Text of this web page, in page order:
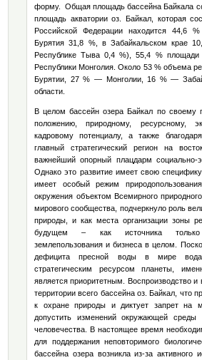
форму. Общая площадь бассейна Байкала
площадь акватории оз. Байкал, которая
Российской Федерации находится 44,6
Бурятия 31,8 %, в Забайкальском крае
Республике Тыва 0,4 %), 55,4 % площади
Республики Монголия. Около 53 % объема
Бурятии, 27 % — Монголии, 16 % —
области.
В целом бассейн озера Байкал по своему
положению, природному, ресурсному,
кадровому потенциалу, а также
главный стратегический регион на
важнейший опорный плацдарм социально-
Однако это развитие имеет свою
имеет особый режим
окружения объектом Всемирного
мирового сообщества, подчеркнуло роль
природы, и как места организации зоны
будущем – как источника только
землепользования и бизнеса в целом.
дефицита пресной воды в мире вода
стратегическим ресурсом планеты,
является приоритетным. Воспроизводство
территории всего бассейна оз. Байкал, что
к охране природы и диктует запрет на
допустить изменений окружающей
человечества. В настоящее время
для поддержания неповторимого
бассейна озера возникла из-за активного